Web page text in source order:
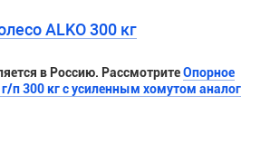
ALKO 300 кг
в Россию. РассмотритеОпорное
г/п 300 кг с усиленным хомутом аналог